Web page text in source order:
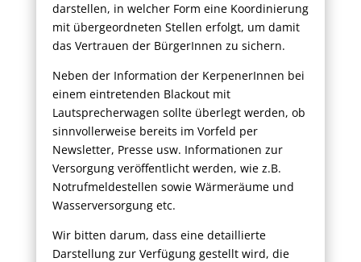
darstellen, in welcher Form eine Koordinierung
mit übergeordneten Stellen erfolgt, um damit
das Vertrauen der BürgerInnen zu sichern.
Neben der Information der KerpenerInnen bei
einem eintretenden Blackout mit
Lautsprecherwagen sollte überlegt werden, ob
sinnvollerweise bereits im Vorfeld per
Newsletter, Presse usw. Informationen zur
Versorgung veröffentlicht werden, wie z.B.
Notrufmeldestellen sowie Wärmeräume und
Wasserversorgung etc.
Wir bitten darum, dass eine detaillierte
Darstellung zur Verfügung gestellt wird, die